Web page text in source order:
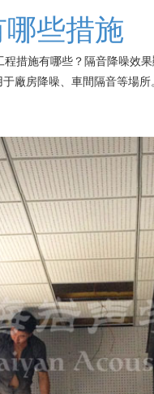
些措施
施有哪些？隔音降噪
廠房降噪、車間隔音等場所